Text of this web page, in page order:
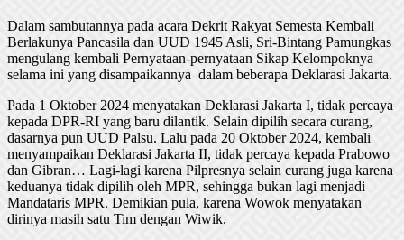
Dalam sambutannya pada acara Dekrit Rakyat Semesta Kembali
Berlakunya Pancasila dan UUD 1945 Asli, Sri-Bintang Pamungkas
mengulang kembali Pernyataan-pernyataan Sikap Kelompoknya
selama ini yang disampaikannya dalam beberapa Deklarasi Jakarta.
Pada 1 Oktober 2024 menyatakan Deklarasi Jakarta I, tidak percaya
kepada DPR-RI yang baru dilantik. Selain dipilih secara curang,
dasarnya pun UUD Palsu. Lalu pada 20 Oktober 2024, kembali
menyampaikan Deklarasi Jakarta II, tidak percaya kepada Prabowo
dan Gibran… Lagi-lagi karena Pilpresnya selain curang juga karena
keduanya tidak dipilih oleh MPR, sehingga bukan lagi menjadi
Mandataris MPR. Demikian pula, karena Wowok menyatakan
dirinya masih satu Tim dengan Wiwik.